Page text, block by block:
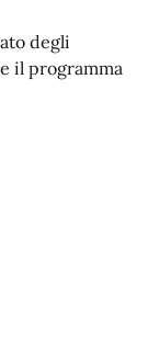
degli
il programma